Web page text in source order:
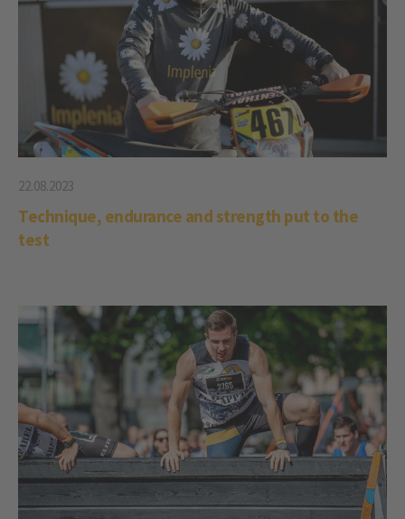
22.08.2023
Technique, endurance and strength put to the
test